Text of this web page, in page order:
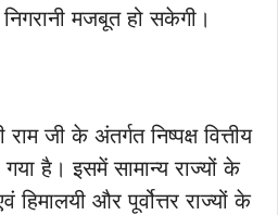
मजबूत हो सकेगी।
जी के अंतर्गत निष्पक्ष वित्तीय
है। इसमें सामान्य राज्यों के
और पूर्वोत्तर राज्यों के